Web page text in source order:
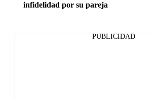
infidelidad por su pareja
PUBLICIDAD